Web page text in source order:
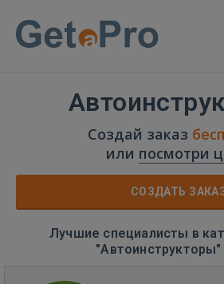
Создай заказ
или посмотри
СОЗДАТЬ
Лучшие специалисты в
"Автоинструкторы"